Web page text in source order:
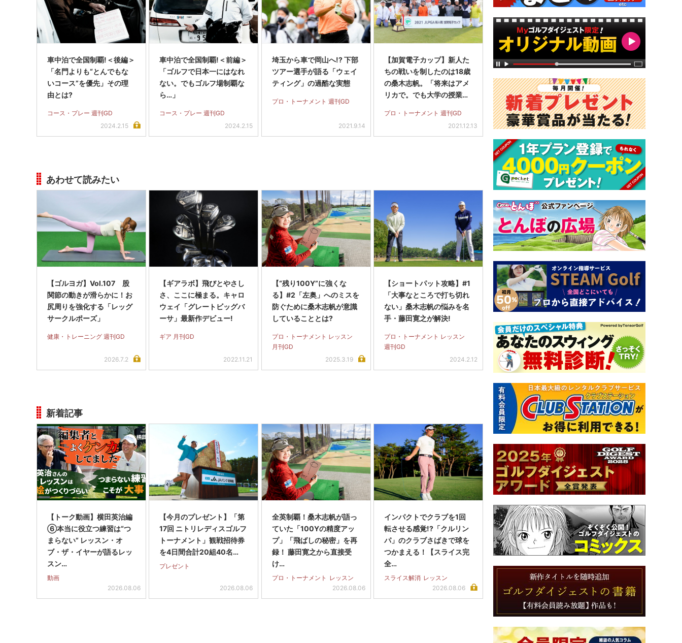
車中泊で全国制覇!＜後編＞
「名門よりも“とんでもな
いコース”を優先」その理
由とは?
コース・プレー 週刊GD
2024.2.15
車中泊で全国制覇!＜前編＞
「ゴルフで日本一にはなれ
ない。でもゴルフ場制覇な
ら…」
コース・プレー 週刊GD
2024.2.15
埼玉から車で岡山へ!? 下部
ツアー選手が語る「ウェイ
ティング」の過酷な実態
プロ・トーナメント 週刊GD
2021.9.14
【加賀電子カップ】新人た
ちの戦いを制したのは18歳
の桑木志帆。「将来はアメ
リカで。でも大学の授業に
プロ・トーナメント 週刊GD
2021.12.13
あわせて読みたい
【ゴルヨガ】Vol.107 股
関節の動きが滑らかに！お
尻周りを強化する「レッグ
サークルポーズ」
健康・トレーニング 週刊GD
2026.7.2
【ギアラボ】飛びとやさし
さ、ここに極まる。キャロ
ウェイ「グレートビッグバ
ーサ」最新作デビュー!
ギア 月刊GD
2022.11.21
【“残り100Y”に強くな
る】#2「左奥」へのミスを
防ぐために桑木志帆が意識
していることとは?
プロ・トーナメント レッスン
月刊GD
2025.3.19
【ショートパット攻略】#1
「大事なところで打ち切れ
ない」桑木志帆の悩みを名
手・藤田寛之が解決!
プロ・トーナメント レッスン
週刊GD
2024.2.12
新着記事
【トーク動画】横田英治編
⑥本当に役立つ練習は“つ
まらない” レッスン・オ
ブ・ザ・イヤーが語るレッ
スン…
動画
2026.08.06
【今月のプレゼント】「第
17回 ニトリレディスゴルフ
トーナメント」観戦招待券
を4日間合計20組40名…
プレゼント
2026.08.06
全英制覇！桑木志帆が語っ
ていた「100Yの精度アッ
プ」「飛ばしの秘密」を再
録！ 藤田寛之から直接受
け…
プロ・トーナメント レッスン
2026.08.06
インパクトでクラブを1回
転させる感覚!?「クルリン
パ」のクラブさばきで球を
つかまえる！【スライス完
全…
スライス解消 レッスン
2026.08.06